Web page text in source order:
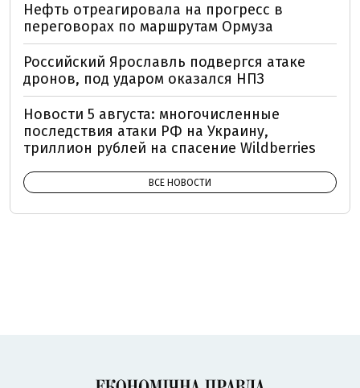
Нефть отреагировала на прогресс в
переговорах по маршрутам Ормуза
Российский Ярославль подвергся атаке
дронов, под ударом оказался НПЗ
Новости 5 августа: многочисленные
последствия атаки РФ на Украину,
триллион рублей на спасение Wildberries
ВСЕ НОВОСТИ